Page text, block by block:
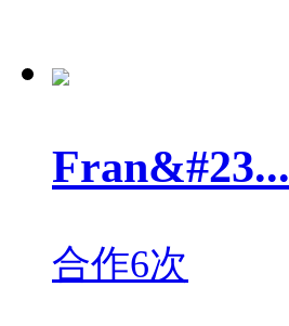
Fran&#23...
合作6次